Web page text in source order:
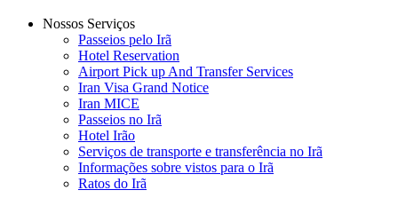
Nossos Serviços
Passeios pelo Irã
Hotel Reservation
Airport Pick up And Transfer Services
Iran Visa Grand Notice
Iran MICE
Passeios no Irã
Hotel Irão
Serviços de transporte e transferência no Irã
Informações sobre vistos para o Irã
Ratos do Irã